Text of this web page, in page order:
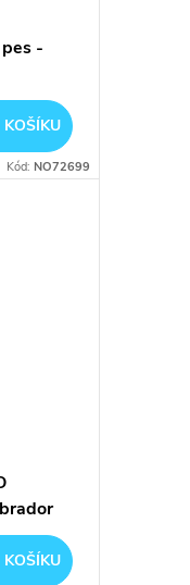
-
KOŠÍKU
Kód: NO72699
KOŠÍKU